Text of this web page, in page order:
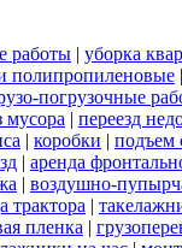
работы | уборка
полипропиленовые
погрузочные
мусора | переезд
| коробки | подъем
| аренда
| воздушно-
трактора |
пленка |